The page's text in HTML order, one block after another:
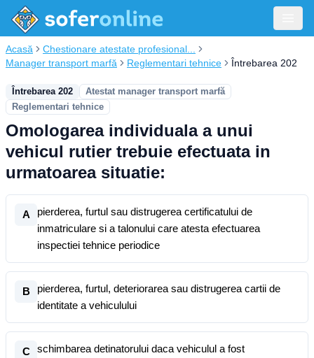
Acasă
Chestionare atestate profesional...
Manager transport marfă
Reglementari tehnice Întrebarea 202
Întrebarea 202
Atestat manager transport marfă
Reglementari tehnice
Omologarea individuala a unui
vehicul rutier trebuie efectuata in
urmatoarea situatie:
A
pierderea, furtul sau distrugerea certificatului de
inmatriculare si a talonului care atesta efectuarea
inspectiei tehnice periodice
B
pierderea, furtul, deteriorarea sau distrugerea cartii de
identitate a vehiculului
C
schimbarea detinatorului daca vehiculul a fost